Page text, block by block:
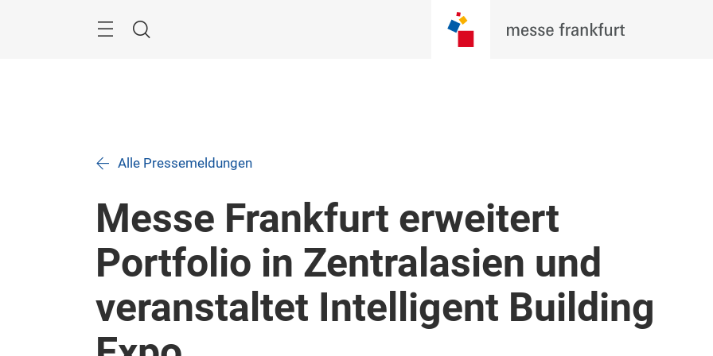
Suche
Alle Pressemeldungen
Messe Frankfurt erweitert
Portfolio in Zentralasien und
veranstaltet Intelligent Building